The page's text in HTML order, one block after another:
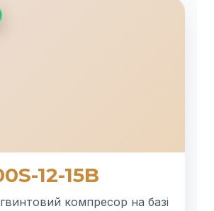
12-15B
компресор на базі